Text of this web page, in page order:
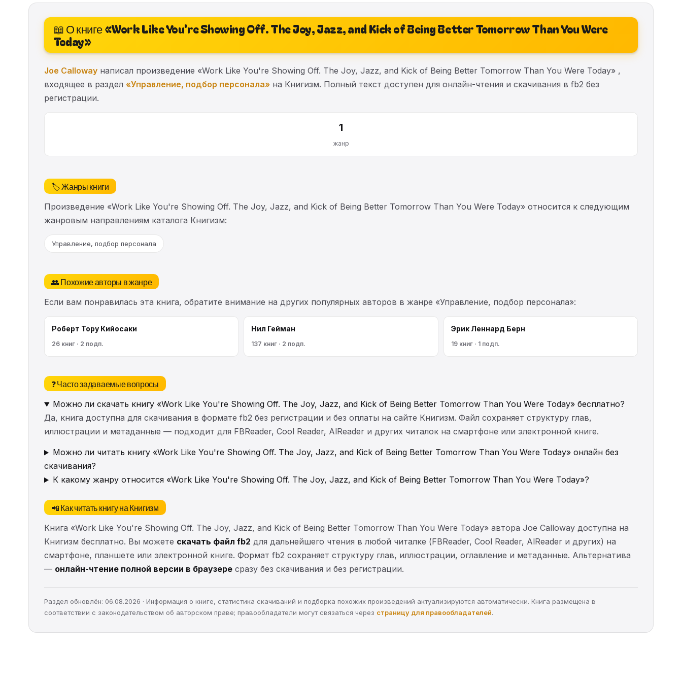
📖 О книге «Work Like You're Showing Off. The Joy, Jazz, and Kick of Being Better Tomorrow Than You Were
Today»
Joe Calloway написал произведение «Work Like You're Showing Off. The Joy, Jazz, and Kick of Being Better Tomorrow Than You Were Today» ,
входящее в раздел «Управление, подбор персонала» на Книгизм. Полный текст доступен для онлайн-чтения и скачивания в fb2 без
регистрации.
1
жанр
🏷️ Жанры книги
Произведение «Work Like You're Showing Off. The Joy, Jazz, and Kick of Being Better Tomorrow Than You Were Today» относится к следующим
жанровым направлениям каталога Книгизм:
Управление, подбор персонала
👥 Похожие авторы в жанре
Если вам понравилась эта книга, обратите внимание на других популярных авторов в жанре «Управление, подбор персонала»:
Роберт Тору Кийосаки
26 книг · 2 подп.
Нил Гейман
137 книг · 2 подп.
Эрик Леннард Берн
19 книг · 1 подп.
❓ Часто задаваемые вопросы
Можно ли скачать книгу «Work Like You're Showing Off. The Joy, Jazz, and Kick of Being Better Tomorrow Than You Were Today» бесплатно?
Да, книга доступна для скачивания в формате fb2 без регистрации и без оплаты на сайте Книгизм. Файл сохраняет структуру глав,
иллюстрации и метаданные — подходит для FBReader, Cool Reader, AlReader и других читалок на смартфоне или электронной книге.
Можно ли читать книгу «Work Like You're Showing Off. The Joy, Jazz, and Kick of Being Better Tomorrow Than You Were Today» онлайн без
скачивания?
К какому жанру относится «Work Like You're Showing Off. The Joy, Jazz, and Kick of Being Better Tomorrow Than You Were Today»?
📲 Как читать книгу на Книгизм
Книга «Work Like You're Showing Off. The Joy, Jazz, and Kick of Being Better Tomorrow Than You Were Today» автора Joe Calloway доступна на
Книгизм бесплатно. Вы можете скачать файл fb2 для дальнейшего чтения в любой читалке (FBReader, Cool Reader, AlReader и других) на
смартфоне, планшете или электронной книге. Формат fb2 сохраняет структуру глав, иллюстрации, оглавление и метаданные. Альтернатива
— онлайн-чтение полной версии в браузере сразу без скачивания и без регистрации.
Раздел обновлён: 06.08.2026 · Информация о книге, статистика скачиваний и подборка похожих произведений актуализируются автоматически. Книга размещена в
соответствии с законодательством об авторском праве; правообладатели могут связаться через страницу для правообладателей.